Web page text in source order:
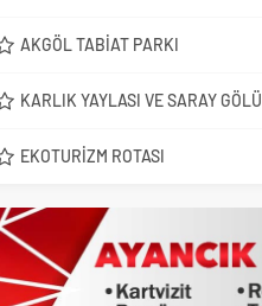
AKGÖL TABIAT PARKI
KARLIK YAYLASI VE SARAY GÖLÜ
EKOTURIZM ROTASI